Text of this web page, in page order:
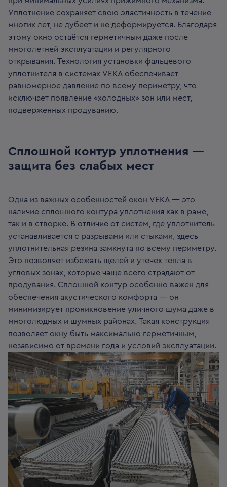
Уплотнение сохраняет свою эластичность в течение
многих лет, не дубеет и не деформируется. Благодаря
этому окно остаётся герметичным даже после
многолетней эксплуатации и регулярного
открывания. Технология установки фальцевого
уплотнителя в системах VEKA обеспечивает
равномерное давление по всему периметру, что
исключает появление «холодных» зон или мест,
подверженных продуванию.
Сплошной контур уплотнения —
защита без слабых мест
Одна из важных особенностей окон VEKA — это
наличие сплошного контура уплотнения как в раме,
так и в створке. В отличие от систем, где уплотнитель
устанавливается с разрывами или стыками, здесь
уплотнительная резина замкнута по всему периметру.
Это позволяет избежать щелей и утечек тепла в
угловых зонах, которые чаще всего страдают от
продувания. Сплошной контур особенно важен для
обеспечения акустического комфорта — он
минимизирует проникновение уличного шума даже в
многолюдных и шумных районах. Такая конструкция
позволяет окну быть максимально герметичным,
независимо от времени года и условий эксплуатации.